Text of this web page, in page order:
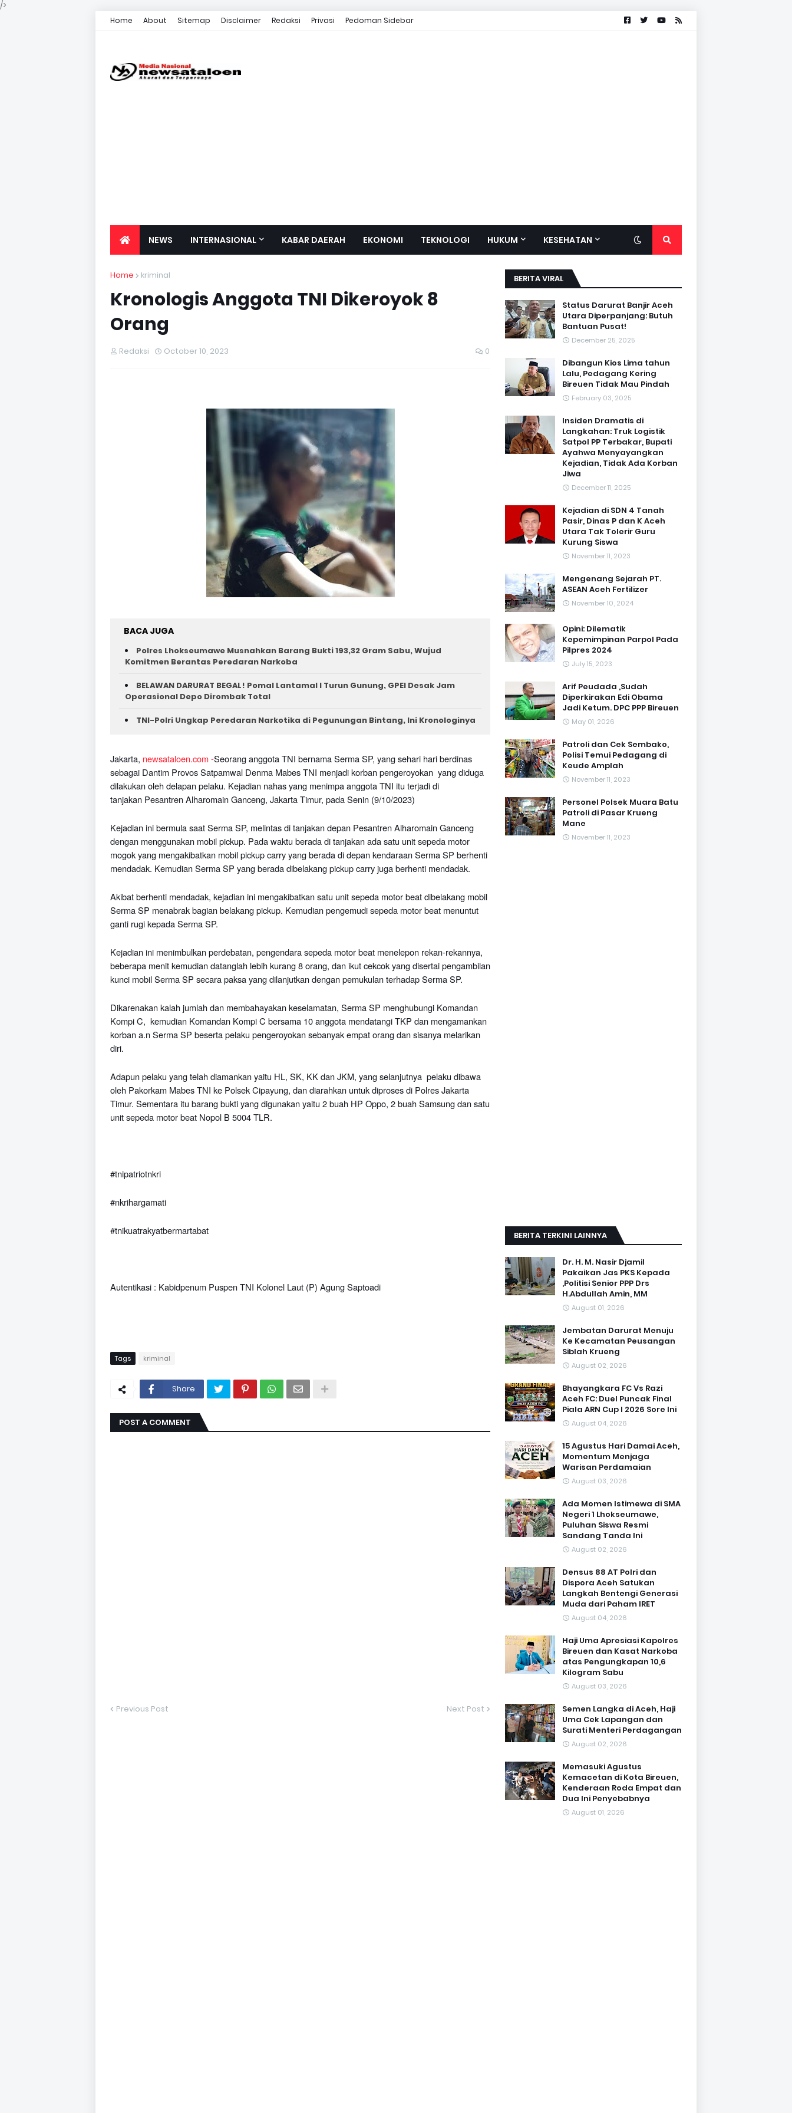
/>
Home About Sitemap Disclaimer Redaksi Privasi Pedoman Sidebar
NEWS INTERNASIONAL KABAR DAERAH EKONOMI TEKNOLOGI HUKUM KESEHATAN
Home kriminal
Kronologis Anggota TNI Dikeroyok 8
Orang
Redaksi October 10, 2023 0
BACA JUGA
Polres Lhokseumawe Musnahkan Barang Bukti 193,32 Gram Sabu, Wujud
Komitmen Berantas Peredaran Narkoba
BELAWAN DARURAT BEGAL! Pomal Lantamal I Turun Gunung, GPEI Desak Jam
Operasional Depo Dirombak Total
TNI-Polri Ungkap Peredaran Narkotika di Pegunungan Bintang, Ini Kronologinya
Jakarta, newsataloen.com -Seorang anggota TNI bernama Serma SP, yang sehari hari berdinas
sebagai Dantim Provos Satpamwal Denma Mabes TNI menjadi korban pengeroyokan yang diduga
dilakukan oleh delapan pelaku. Kejadian nahas yang menimpa anggota TNI itu terjadi di
tanjakan Pesantren Alharomain Ganceng, Jakarta Timur, pada Senin (9/10/2023)
Kejadian ini bermula saat Serma SP, melintas di tanjakan depan Pesantren Alharomain Ganceng
dengan menggunakan mobil pickup. Pada waktu berada di tanjakan ada satu unit sepeda motor
mogok yang mengakibatkan mobil pickup carry yang berada di depan kendaraan Serma SP berhenti
mendadak. Kemudian Serma SP yang berada dibelakang pickup carryjuga berhenti mendadak.
Akibat berhenti mendadak, kejadian ini mengakibatkan satu unit sepeda motor beat dibelakang mobil
Serma SP menabrak bagian belakang pickup. Kemudian pengemudi sepeda motor beat menuntut
ganti rugi kepada Serma SP.
Kejadian ini menimbulkan perdebatan, pengendara sepeda motor beat menelepon rekan-rekannya,
beberapa menit kemudian datanglah lebih kurang 8 orang, dan ikut cekcok yang disertai pengambilan
kunci mobil Serma SP secara paksa yang dilanjutkan dengan pemukulan terhadap Serma SP.
Dikarenakan kalah jumlah dan membahayakan keselamatan, Serma SP menghubungi Komandan
Kompi C, kemudian Komandan Kompi C bersama 10 anggota mendatangi TKP dan mengamankan
korban a.n Serma SP beserta pelaku pengeroyokan sebanyak empat orang dan sisanya melarikan
diri.
Adapun pelaku yang telah diamankan yaitu HL, SK, KK dan JKM, yang selanjutnya pelaku dibawa
oleh Pakorkam Mabes TNI ke Polsek Cipayung, dan diarahkan untuk diproses di Polres Jakarta
Timur. Sementara itu barang bukti yang digunakan yaitu 2 buah HP Oppo, 2 buahSamsung dan satu
unit sepeda motorbeat Nopol B 5004 TLR.
#tnipatriotnkri
#nkrihargamati
#tnikuatrakyatbermartabat
Autentikasi : Kabidpenum Puspen TNI Kolonel Laut (P) Agung Saptoadi
Tags kriminal
Share
POST A COMMENT
Previous Post Next Post
BERITA VIRAL
Status Darurat Banjir Aceh
Utara Diperpanjang: Butuh
Bantuan Pusat!
December 25, 2025
Dibangun Kios Lima tahun
Lalu, Pedagang Kering
Bireuen Tidak Mau Pindah
February 03, 2025
Insiden Dramatis di
Langkahan: Truk Logistik
Satpol PP Terbakar, Bupati
Ayahwa Menyayangkan
Kejadian, Tidak Ada Korban
Jiwa
December 11, 2025
Kejadian di SDN 4 Tanah
Pasir, Dinas P dan K Aceh
Utara Tak Tolerir Guru
Kurung Siswa
November 11, 2023
Mengenang Sejarah PT.
ASEAN Aceh Fertilizer
November 10, 2024
Opini: Dilematik
Kepemimpinan Parpol Pada
Pilpres 2024
July 15, 2023
Arif Peudada ,Sudah
Diperkirakan Edi Obama
Jadi Ketum. DPC PPP Bireuen
May 01, 2026
Patroli dan Cek Sembako,
Polisi Temui Pedagang di
Keude Amplah
November 11, 2023
Personel Polsek Muara Batu
Patroli di Pasar Krueng
Mane
November 11, 2023
BERITA TERKINI LAINNYA
Dr. H. M. Nasir Djamil
Pakaikan Jas PKS Kepada
,Politisi Senior PPP Drs
H.Abdullah Amin, MM
August 01, 2026
Jembatan Darurat Menuju
Ke Kecamatan Peusangan
Siblah Krueng
August 02, 2026
Bhayangkara FC Vs Razi
Aceh FC: Duel Puncak Final
Piala ARN Cup I 2026 Sore Ini
August 04, 2026
15 Agustus Hari Damai Aceh,
Momentum Menjaga
Warisan Perdamaian
August 03, 2026
Ada Momen Istimewa di SMA
Negeri 1 Lhokseumawe,
Puluhan Siswa Resmi
Sandang Tanda Ini
August 02, 2026
Densus 88 AT Polri dan
Dispora Aceh Satukan
Langkah Bentengi Generasi
Muda dari Paham IRET
August 04, 2026
Haji Uma Apresiasi Kapolres
Bireuen dan Kasat Narkoba
atas Pengungkapan 10,6
Kilogram Sabu
August 03, 2026
Semen Langka di Aceh, Haji
Uma Cek Lapangan dan
Surati Menteri Perdagangan
August 02, 2026
Memasuki Agustus
Kemacetan di Kota Bireuen,
Kenderaan Roda Empat dan
Dua Ini Penyebabnya
August 01, 2026